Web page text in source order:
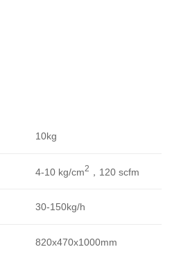
10kg
4-10 kg/cm2 ，120 scfm
30-150kg/h
820x470x1000mm